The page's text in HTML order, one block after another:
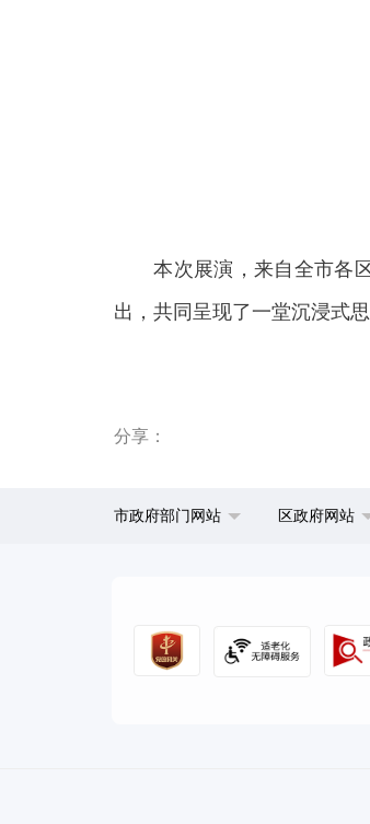
本次展演，来自全市各区
出，共同呈现了一堂沉浸式
分享：
市政府部门网站 区政府网站